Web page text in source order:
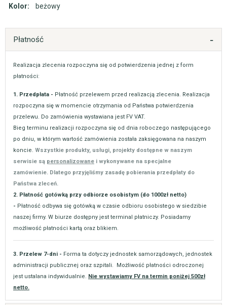
Kolor: beżowy
Płatność
Realizacja zlecenia rozpoczyna się od potwierdzenia jednej z form
płatności:
1. Przedpłata - Płatność przelewem przed realizacją zlecenia. Realizacja
rozpoczyna się w momencie otrzymania od Państwa potwierdzenia
przelewu. Do zamówienia wystawiana jest FV VAT.
Bieg terminu realizacji rozpoczyna się od dnia roboczego następującego
po dniu, w którym wartość zamówienia została zaksięgowana na naszym
koncie. Wszystkie produkty, usługi, projekty dostępne w naszym
serwisie są personalizowane i wykonywane na specjalne
zamówienie. Dlatego przyjęliśmy zasadę pobierania przedpłaty do
Państwa zleceń.
2. Płatność gotówką przy odbiorze osobistym (do 1000zł netto)
- Płatność odbywa się gotówką w czasie odbioru osobistego w siedzibie
naszej firmy. W biurze dostępny jest terminal płatniczy. Posiadamy
możliwość płatności kartą oraz blikiem.
3. Przelew 7-dni - Forma ta dotyczy jednostek samorządowych, jednostek
administracji publicznej oraz szpitali. Możliwość płatności odroczonej
jest ustalana indywidualnie. Nie wystawiamy FV na termin poniżej 500zł
netto.